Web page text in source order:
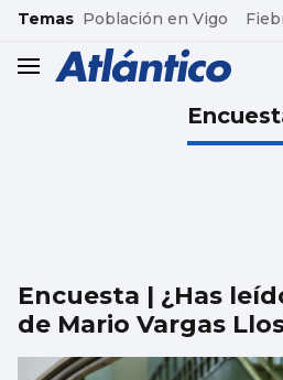
common.go-to-content
Temas Población en Vigo
header.menu.open
Encuesta | ¿Has
de Mario Vargas